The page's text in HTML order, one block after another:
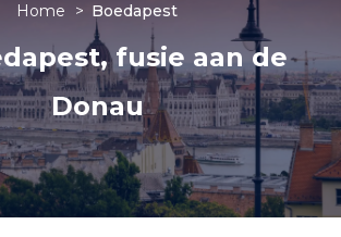
Home > Boedapest
fusie aan de
Donau